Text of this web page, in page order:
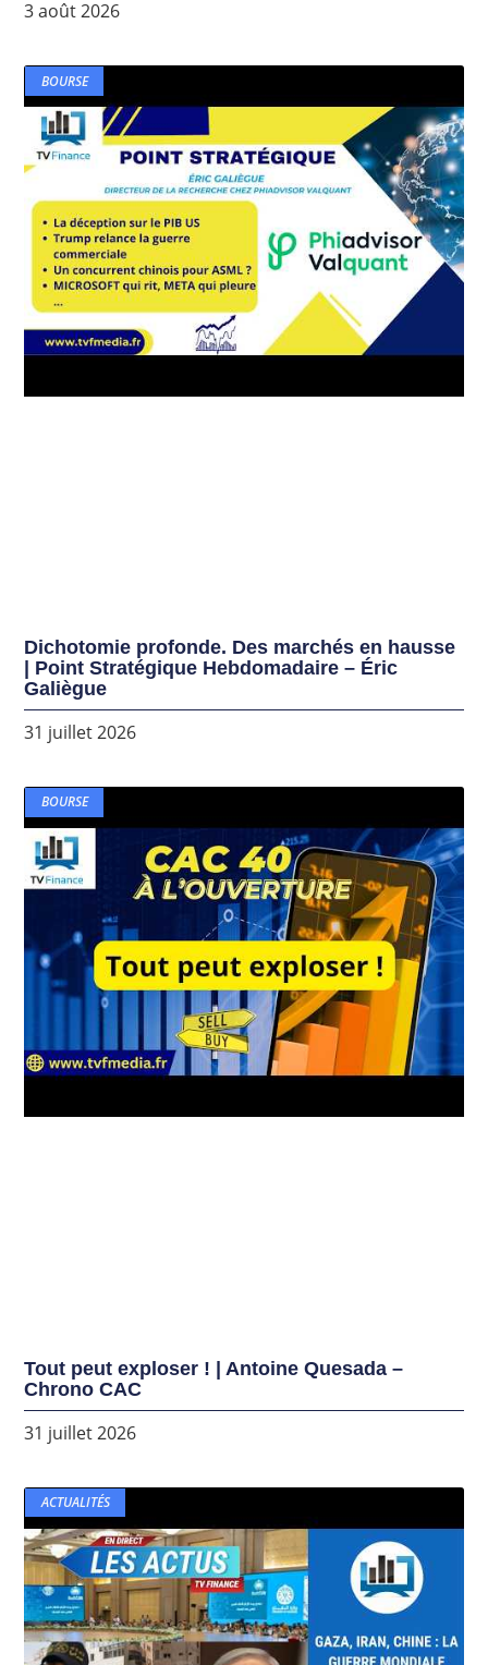
3 août 2026
BOURSE
Dichotomie profonde. Des marchés en hausse
| Point Stratégique Hebdomadaire – Éric
Galiègue
31 juillet 2026
BOURSE
Tout peut exploser ! | Antoine Quesada –
Chrono CAC
31 juillet 2026
ACTUALITÉS